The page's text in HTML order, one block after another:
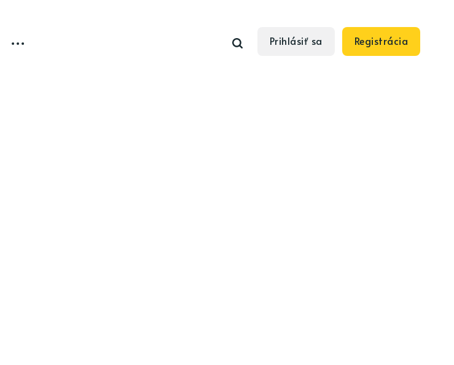
Prihlásiť sa Registrácia